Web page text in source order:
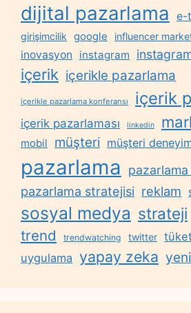
dijital pazarlama e-
girişimcilik google influencer
inovasyon instagram
içerik içerikle pazarlama
içerikle pazarlama konferansı içerik
içerik pazarlaması linkedin
mobil müşteri müşteri
pazarlama
pazarlama
pazarlama stratejisi reklam
sosyal medya strateji
trend trendwatching twitter
uygulama yapay zeka